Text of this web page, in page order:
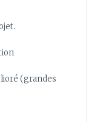
(grandes